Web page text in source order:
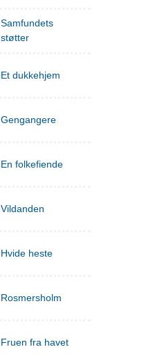
Samfundets
støtter
Et dukkehjem
Gengangere
En folkefiende
Vildanden
Hvide heste
Rosmersholm
Fruen fra havet